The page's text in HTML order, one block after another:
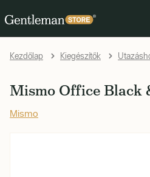
Kezdőlap Kiegészítők
Mismo Office Black
Mismo